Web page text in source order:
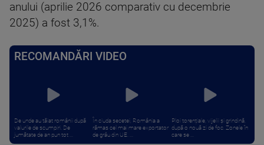
anului (aprilie 2026 comparativ cu decembrie
2025) a fost 3,1%.
RECOMANDĂRI VIDEO
De unde au tăiat românii după
valurile de scumpiri. De
jumătate de an pun tot ...
În ciuda secetei, România a
rămas cel mai mare exportator
de grâu din UE. ...
Ploi torențiale, vijelii și grindină,
după o nouă zi de foc. Zonele în
care se ...